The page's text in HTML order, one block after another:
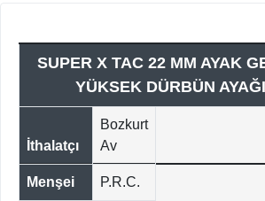
SUPER X TAC 22 MM AYAK
YÜKSEK DÜRBÜN
İthalatçı
Bozkurt
Av
Menşei P.R.C.